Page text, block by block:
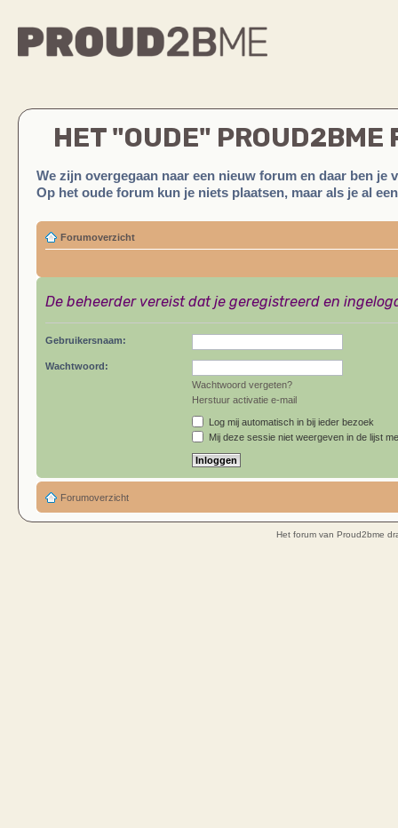
HET "OUDE" PROUD2BME
We zijn overgegaan naar een nieuw forum en daar ben je
Op het oude forum kun je niets plaatsen, maar als je al
Forumoverzicht
De beheerder vereist dat je geregistreerd en
Gebruikersnaam:
Wachtwoord:
Wachtwoord vergeten?
Herstuur activatie e-mail
Log mij automatisch in bij ieder bezoek
Mij deze sessie niet weergeven in de lijst
Forumoverzicht
Het forum van Proud2bme